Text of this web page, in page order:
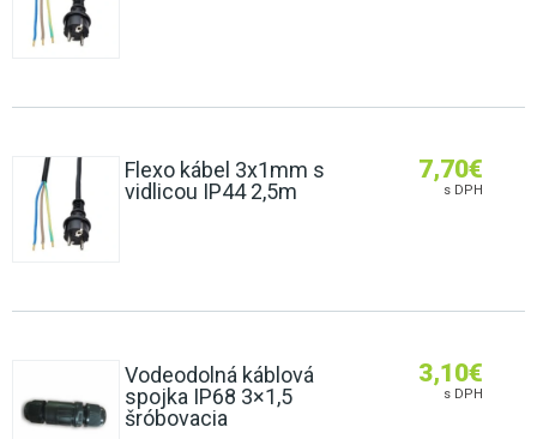
Flexo kábel 3x1mm s
vidlicou IP44 2,5m
7,70€
s DPH
Vodeodolná káblová
spojka IP68 3×1,5
šróbovacia
3,10€
s DPH